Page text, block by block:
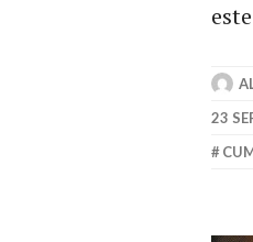
23